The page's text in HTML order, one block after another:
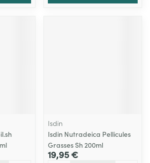
Isdin
Isdin Nutradeica Pellicules
Grasses Sh 200ml
19,95 €